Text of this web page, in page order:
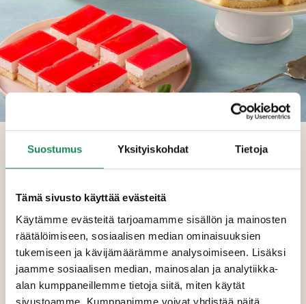
Suostumus Yksityiskohdat Tietoja
Tämä sivusto käyttää evästeitä
Käytämme evästeitä tarjoamamme sisällön ja mainosten
räätälöimiseen, sosiaalisen median ominaisuuksien
tukemiseen ja kävijämäärämme analysoimiseen. Lisäksi
jaamme sosiaalisen median, mainosalan ja analytiikka-
alan kumppaneillemme tietoja siitä, miten käytät
sivustoamme. Kumppanimme voivat yhdistää näitä
TUOTEKUVASTO VÄHITTÄISMYYNTIIN,
KEVÄT 2026
Riitan Herkku tarjoaa herkullisen laajan tuotevalikoiman
vähittäiskaupoille. Päivitämme tuotekuvastoa
aktiivisesti, jotta pysyt ajan tasalla myös suosituista
kausituotteistamme.
Mietitkö myyntierien kokoa tai tarvitsetko EAN-koodeja
käyttöösi? Klikkaa ja lataa uusin tuotekuvastomme, josta
löydät tarkemmat tiedot tuotteistamme!